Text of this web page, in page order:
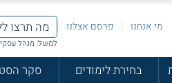
מי אנחנו פרסם אצלנו
למשל: מנהל
בחירת לימודים סקר